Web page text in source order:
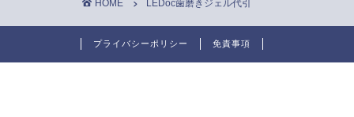
HOME LEDoc歯磨きジェル代引
プライバシーポリシー 免責事項